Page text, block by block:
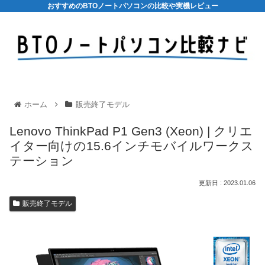
おすすめのBTOノートパソコンの比較や実機レビュー
ホーム 販売終了モデル
Lenovo ThinkPad P1 Gen3 (Xeon) | クリエ
イター向けの15.6インチモバイルワークス
テーション
2023.01.06
販売終了モデル